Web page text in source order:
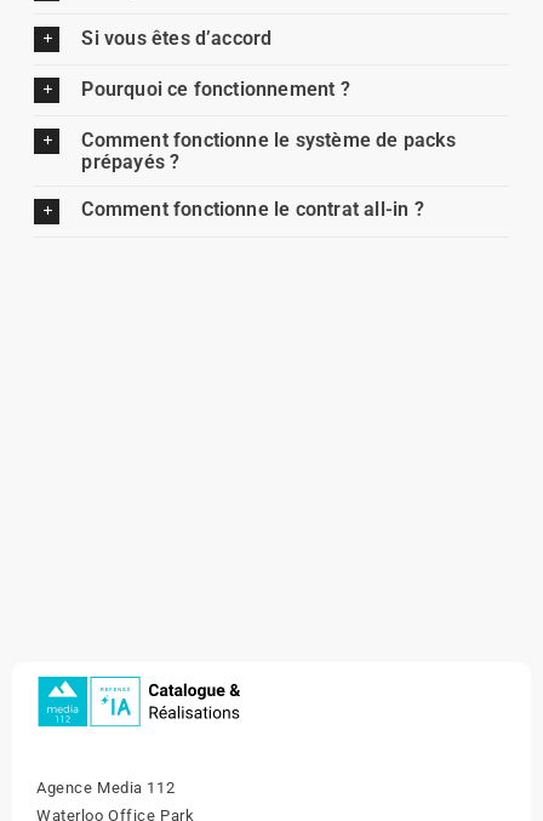
Si vous êtes d’accord
Pourquoi ce fonctionnement ?
Comment fonctionne le système de packs
prépayés ?
Comment fonctionne le contrat all-in ?
Agence Media 112
Waterloo Office Park